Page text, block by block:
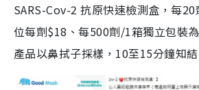
SARS-Cov-2 抗原快速檢測盒，每
位每劑$18、每500劑/1箱獨立包裝
產品以鼻拭子採樣，10至15分鐘知結